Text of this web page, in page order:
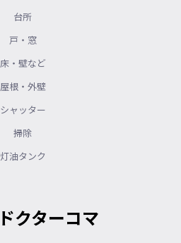
台所
戸・窓
床・壁など
屋根・外壁
シャッター
掃除
灯油タンク
クターコマ